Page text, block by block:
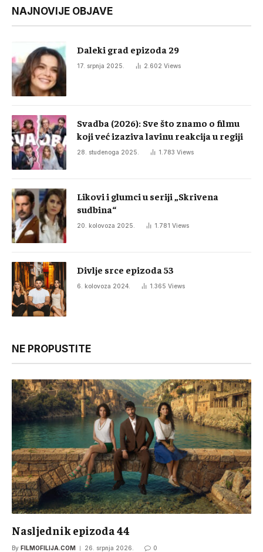
NAJNOVIJE OBJAVE
Daleki grad epizoda 29
17. srpnja 2025. 2.602 Views
Svadba (2026): Sve što znamo o filmu
koji već izaziva lavinu reakcija u regiji
28. studenoga 2025. 1.783 Views
Likovi i glumci u seriji „Skrivena
sudbina“
20. kolovoza 2025. 1.781 Views
Divlje srce epizoda 53
6. kolovoza 2024. 1.365 Views
NE PROPUSTITE
Nasljednik epizoda 44
By FILMOFILIJA.COM 26. srpnja 2026. 0